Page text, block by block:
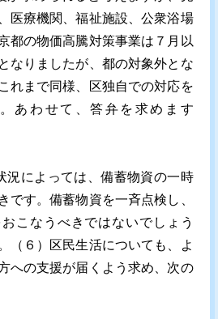
医療機関、福祉施設、公衆浴場
都の物価高騰対策事業は７月以
なりましたが、都の対象外とな
れまで同様、区独自での対応を
あわせて、答弁を求めます
況によっては、備蓄物資の一時
です。備蓄物資を一斉点検し、
こなうべきではないでしょう
（６）区民生活についても、よ
への支援が届くよう求め、次の